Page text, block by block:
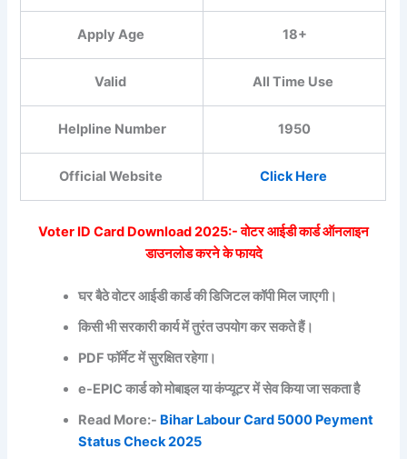
Apply Age 18+
Valid All Time Use
Helpline Number 1950
Official Website Click Here
Voter ID Card Download 2025:- वोटर आईडी कार्ड ऑनलाइन
डाउनलोड करने के फायदे
घर बैठे वोटर आईडी कार्ड की डिजिटल कॉपी मिल जाएगी।
किसी भी सरकारी कार्य में तुरंत उपयोग कर सकते हैं।
PDF फॉर्मेट में सुरक्षित रहेगा।
e-EPIC कार्ड को मोबाइल या कंप्यूटर में सेव किया जा सकता है
Read More:- Bihar Labour Card 5000 Peyment
Status Check 2025